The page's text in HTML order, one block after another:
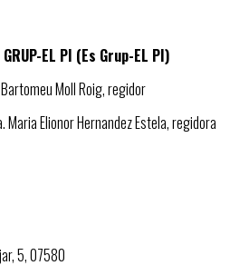
GRUP-EL PI (Es Grup-EL PI)
Moll Roig, regidor
Maria Elionor Hernandez Estela, regidora
5, 07580